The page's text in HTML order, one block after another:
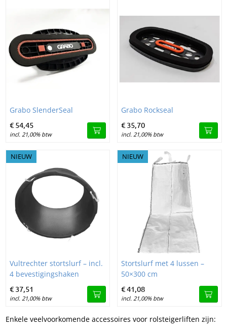
Image Grabo SlenderSeal
Grabo SlenderSeal
€ 54,45
incl. 21,00% btw
Image Grabo Rockseal
Grabo Rockseal
€ 35,70
incl. 21,00% btw
NIEUW
Image Vultrechter stortslurf – incl. 4 bevestigingshaken
Vultrechter stortslurf – incl.
4 bevestigingshaken
€ 37,51
incl. 21,00% btw
NIEUW
Image Stortslurf met 4 lussen –
Stortslurf met 4 lussen –
50×300 cm
€41,08
incl. 21,00% btw
Enkele veelvoorkomende accessoires voor rolsteigerliften zijn: